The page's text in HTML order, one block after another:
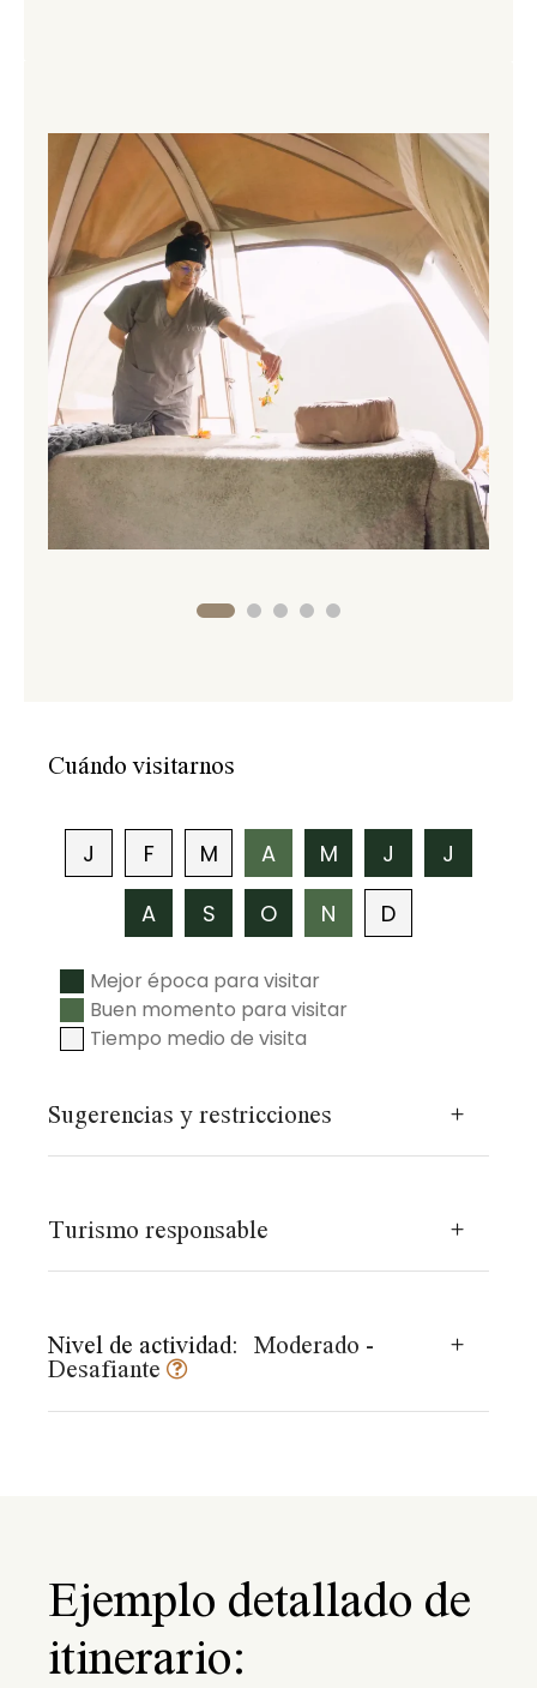
Cuándo visitarnos
J F M A M J
J
A
S O N D
Mejor época para visitar
Buen momento para visitar
Tiempo medio de visita
Sugerencias y restricciones
Turismo responsable
Nivel de actividad: Moderado -
Desafiante
Ejemplo detallado de
itinerario: